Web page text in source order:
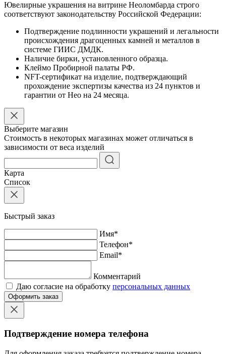
Ювелирные украшения на витрине Неоломбарда строго
соответствуют законодательству Российской Федерации:
Подтверждение подлинности украшений и легальности
происхождения драгоценных камней и металлов в
системе ГИИС ДМДК.
Наличие бирки, установленного образца.
Клеймо Пробирной палаты РФ.
NFT-сертификат на изделие, подтверждающий
прохождение экспертизы качества из 24 пунктов и
гарантии от Нео на 24 месяца.
Выберите магазин
Стоимость в некоторых магазинах может отличаться в
зависимости от веса изделий
Карта
Список
Быстрый заказ
Имя*
Телефон*
Email*
Комментарий
Даю согласие на обработку персональных данных
Оформить заказ
Подтверждение номера телефона